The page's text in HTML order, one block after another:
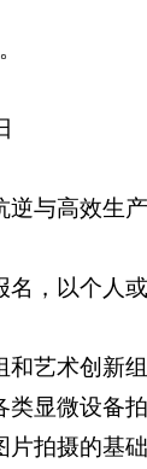
与高效生
，以个人
艺术创新
类显微设备
拍摄的基